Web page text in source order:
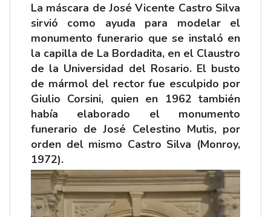
La máscara de José Vicente Castro Silva
sirvió como ayuda para modelar el
monumento funerario que se instaló en
la capilla de La Bordadita, en el Claustro
de la Universidad del Rosario. El busto
de mármol del rector fue esculpido por
Giulio Corsini, quien en 1962 también
había elaborado el monumento
funerario de José Celestino Mutis, por
orden del mismo Castro Silva (Monroy,
1972).